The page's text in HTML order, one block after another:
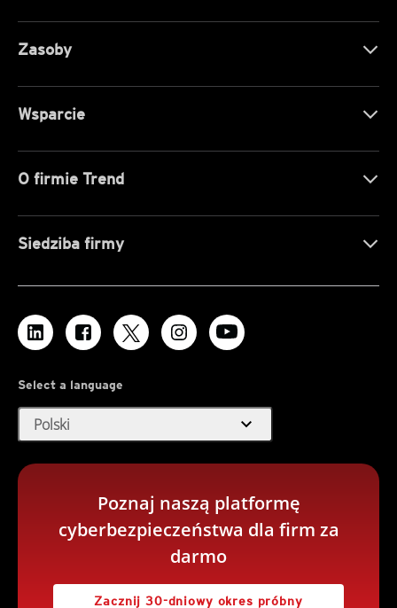
Zasoby
Wsparcie
O firmie Trend
Siedziba firmy
Select a language
Polski expand_more
Poznaj naszą platformę
cyberbezpieczeństwa dla firm za
darmo
Zacznij 30-dniowy okres próbny